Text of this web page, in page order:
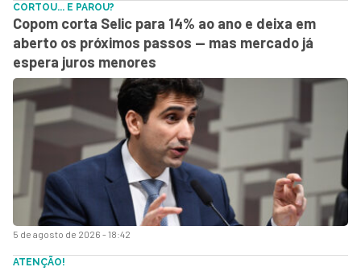
5 de agosto de 2026 - 18:42
CORTOU... E PAROU?
Copom corta Selic para 14% ao ano e deixa em
aberto os próximos passos — mas mercado já
espera juros menores
ATENÇÃO!